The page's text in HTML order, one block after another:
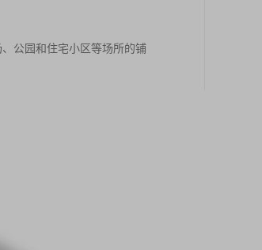
公园和住宅小区等场所的铺